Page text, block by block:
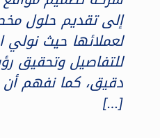
إلى تقديم حلول
لعملائها حيث نولي
للتفاصيل وتحقيق
دقيق، كما نفهم أن
[…]